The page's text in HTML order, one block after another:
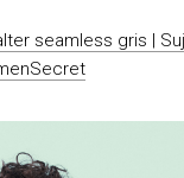
seamless gris |